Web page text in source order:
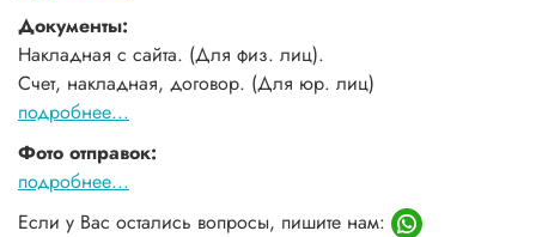
Документы:
Накладная с сайта. (Для физ. лиц).
Счет, накладная, договор. (Для юр. лиц)
подробнее...
Фото отправок:
подробнее...
Если у Вас остались вопросы, пишите нам: